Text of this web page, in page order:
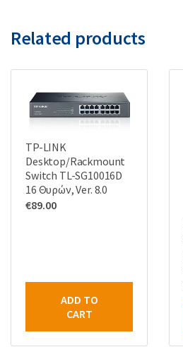
Related products
TP-LINK
Desktop/Rackmount
Switch TL-SG10016D
16 Θυρών, Ver. 8.0
€89.00
ADD TO
CART